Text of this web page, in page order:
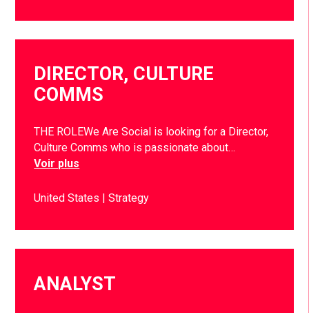
DIRECTOR, CULTURE
COMMS
THE ROLEWe Are Social is looking for a Director,
Culture Comms who is passionate about…
Voir plus
United States Strategy
ANALYST